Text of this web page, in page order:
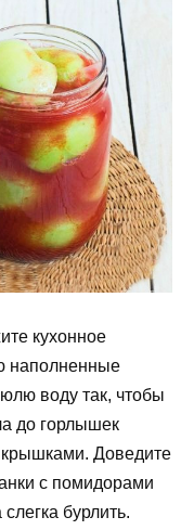
кухонное
наполненные
воду так, чтобы
до горлышек
крышками. Доведите
с помидорами
бурлить.